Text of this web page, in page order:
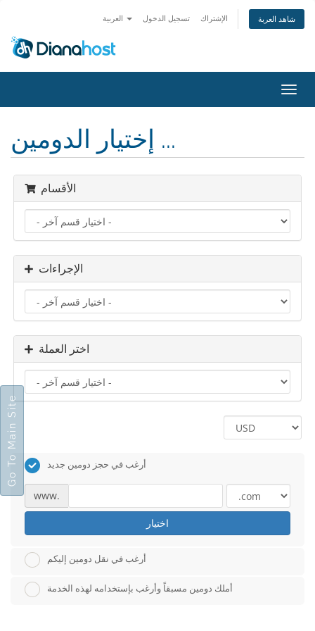
تسجيل الدخول الإشتراك شاهد العربة
تبديل
التنقل
إختيار الدومين ...
الأقسام
الإجراءات
اختر العملة
أرغب في حجز دومين جديد
www.
اختيار
أرغب في نقل دومين إليكم
أملك دومين مسبقاً وأرغب بإستخدامه لهذه الخدمة
Go To Main Site